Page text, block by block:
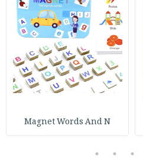
Magnet Words And N
3
4
5